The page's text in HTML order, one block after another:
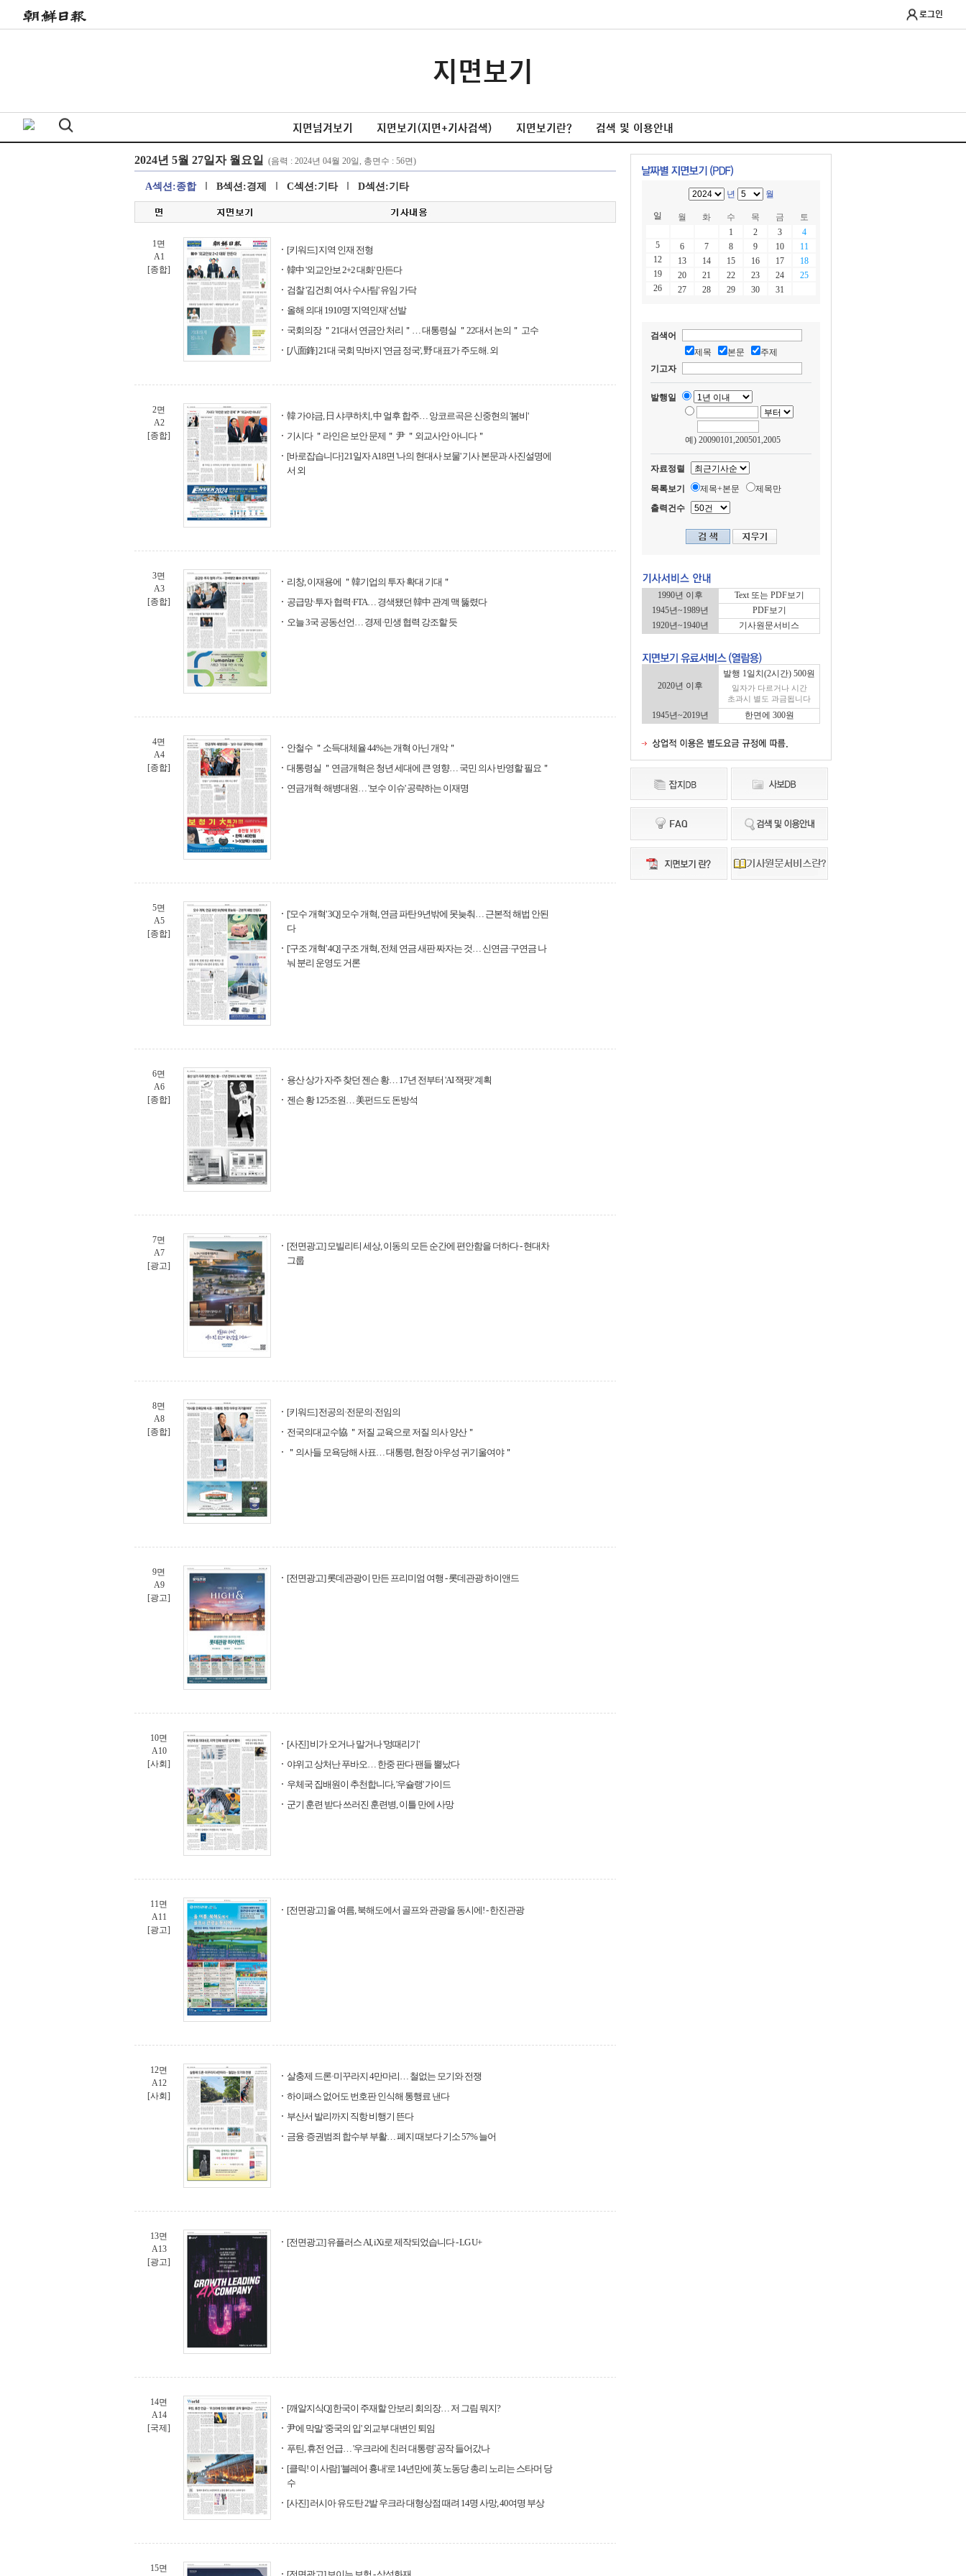
로그인
지면보기
지면넘겨보기 지면보기(지면+기사검색) 지면보기란? 검색 및 이용안내
A섹션:종합 B섹션:경제 C섹션:기타 D섹션:기타
1면
A1
[종합]
[키워드] 지역 인재 전형
韓中 '외교안보 2+2 대화' 만든다
검찰 '김건희 여사 수사팀' 유임 가닥
올해 의대 1910명 '지역인재' 선발
국회의장 ＂21대서 연금안 처리＂… 대통령실 ＂22대서 논의＂ 고수
[八面鋒] 21대 국회 막바지 '연금 정국', 野 대표가 주도해. 외
2면
A2
[종합]
韓 가야금, 日 샤쿠하치, 中 얼후 합주… 앙코르곡은 신중현의 '봄비'
기시다 ＂라인은 보안 문제＂ 尹 ＂외교사안 아니다＂
[바로잡습니다] 21일자 A18면 '나의 현대사 보물' 기사 본문과 사진설명에
서 외
3면
A3
[종합]
리창, 이재용에 ＂韓기업의 투자 확대 기대＂
공급망·투자 협력·FTA… 경색됐던 韓中 관계 맥 뚫렸다
오늘 3국 공동선언… 경제·민생 협력 강조할 듯
4면
A4
[종합]
안철수 ＂소득대체율 44%는 개혁 아닌 개악＂
대통령실 ＂연금개혁은 청년 세대에 큰 영향… 국민 의사 반영할 필요＂
연금개혁·해병대원… '보수 이슈' 공략하는 이재명
5면
A5
[종합]
['모수 개혁' 3Q] 모수 개혁, 연금 파탄 9년밖에 못늦춰… 근본적 해법 안된
다
['구조 개혁' 4Q] 구조 개혁, 전체 연금 새판 짜자는 것… 신연금·구연금 나
눠 분리 운영도 거론
6면
A6
[종합]
용산 상가 자주 찾던 젠슨 황… 17년 전부터 'AI 잭팟' 계획
젠슨 황 125조원… 美펀드도 돈방석
7면
A7
[광고]
[전면광고] 모빌리티 세상, 이동의 모든 순간에 편안함을 더하다 - 현대차
그룹
8면
A8
[종합]
[키워드] 전공의·전문의·전임의
전국의대교수協 ＂저질 교육으로 저질 의사 양산＂
＂의사들 모욕당해 사표… 대통령, 현장 아우성 귀기울여야＂
9면
A9
[광고]
[전면광고] 롯데관광이 만든 프리미엄 여행 - 롯데관광 하이앤드
10면
A10
[사회]
[사진] 비가 오거나 말거나 '멍때리기'
야위고 상처난 푸바오… 한중 판다 팬들 뿔났다
우체국 집배원이 추천합니다, '우슐랭' 가이드
군기 훈련 받다 쓰러진 훈련병, 이틀 만에 사망
11면
A11
[광고]
[전면광고] 올 여름, 북해도에서 골프와 관광을 동시에! - 한진관광
12면
A12
[사회]
살충제 드론·미꾸라지 4만마리… 철없는 모기와 전쟁
하이패스 없어도 번호판 인식해 통행료 낸다
부산서 발리까지 직항 비행기 뜬다
금융·증권범죄 합수부 부활… 폐지 때보다 기소 57% 늘어
13면
A13
[광고]
[전면광고] 유플러스 AI, iXi로 제작되었습니다 - LG U+
14면
A14
[국제]
[깨알지식Q] 한국이 주재할 안보리 회의장… 저 그림 뭐지?
尹에 막말 '중국의 입' 외교부 대변인 퇴임
푸틴, 휴전 언급… '우크라에 친러 대통령' 공작 들어갔나
[클릭! 이 사람] '블레어 흉내'로 14년만에 英 노동당 총리 노리는 스타머 당
수
[사진] 러시아 유도탄 2발 우크라 대형상점 때려 14명 사망, 40여명 부상
15면